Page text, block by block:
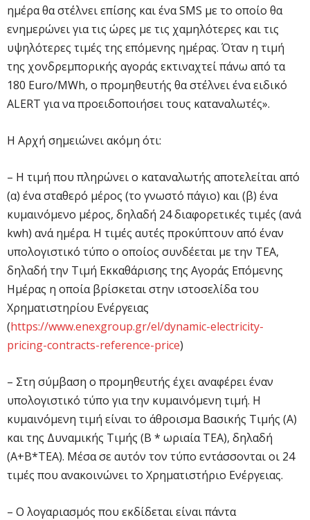
ημέρα θα στέλνει επίσης και ένα SMS με το οποίο θα
ενημερώνει για τις ώρες με τις χαμηλότερες και τις
υψηλότερες τιμές της επόμενης ημέρας. Όταν η τιμή
της χονδρεμπορικής αγοράς εκτιναχτεί πάνω από τα
180 Euro/MWh, ο προμηθευτής θα στέλνει ένα ειδικό
ALERT για να προειδοποιήσει τους καταναλωτές».
Η Αρχή σημειώνει ακόμη ότι:
– Η τιμή που πληρώνει ο καταναλωτής αποτελείται από
(α) ένα σταθερό μέρος (το γνωστό πάγιο) και (β) ένα
κυμαινόμενο μέρος, δηλαδή 24 διαφορετικές τιμές (ανά
kwh) ανά ημέρα. Η τιμές αυτές προκύπτουν από έναν
υπολογιστικό τύπο ο οποίος συνδέεται με την ΤΕΑ,
δηλαδή την Τιμή Εκκαθάρισης της Αγοράς Επόμενης
Ημέρας η οποία βρίσκεται στην ιστοσελίδα του
Χρηματιστηρίου Ενέργειας
(https://www.enexgroup.gr/el/dynamic-electricity-
pricing-contracts-reference-price)
– Στη σύμβαση ο προμηθευτής έχει αναφέρει έναν
υπολογιστικό τύπο για την κυμαινόμενη τιμή. Η
κυμαινόμενη τιμή είναι το άθροισμα Βασικής Τιμής (Α)
και της Δυναμικής Τιμής (Β * ωριαία ΤΕΑ), δηλαδή
(Α+Β*ΤΕΑ). Μέσα σε αυτόν τον τύπο εντάσσονται οι 24
τιμές που ανακοινώνει το Χρηματιστήριο Ενέργειας.
– Ο λογαριασμός που εκδίδεται είναι πάντα